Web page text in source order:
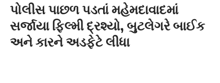
પોલીસ પાછળ પડતાં મહેમદાવાદમાં
સર્જાયા ફિલ્મી દ્રશ્યો, બુટલેગરે બાઈક
અને કારને અડફેટે લીધા